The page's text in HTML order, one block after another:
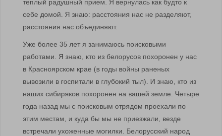
теплый радушный прием. Я вернулась как будто к
себе домой. Я знаю: расстояния нас не разделяют,
расстояния нас объединяют.
Уже более 35 лет я занимаюсь поисковыми
работами. Я знаю, кто из белорусов похоронен у нас
в Красноярском крае (в годы войны раненых
вывозили в госпитали в глубокий тыл). И знаю, кто из
наших сибиряков похоронен на вашей земле. Четыре
года назад мы с поисковым отрядом проехали по
этим местам, и куда бы мы не приезжали, везде
встречали ухоженные могилки. Белорусский народ